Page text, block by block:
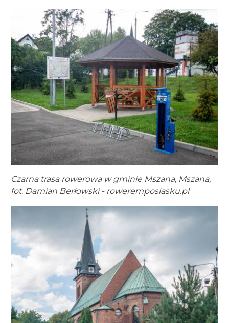
Czarna trasa rowerowa w gminie Mszana, Mszana,
fot. Damian Berłowski - roweremposlasku.pl